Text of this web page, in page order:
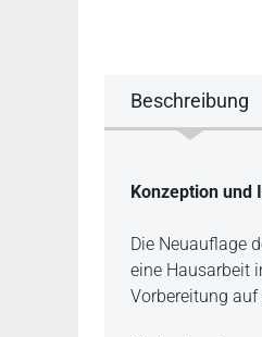
Beschreibung
Beschreibung
Konzeption und
Die Neuauflage
eine Hausarbeit
Vorbereitung